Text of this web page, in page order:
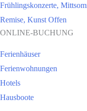
Frühlingskonzerte,
Remise, Kunst Offen
ONLINE-BUCHUNG
Ferienhäuser
Ferienwohnungen
Hotels
Hausboote